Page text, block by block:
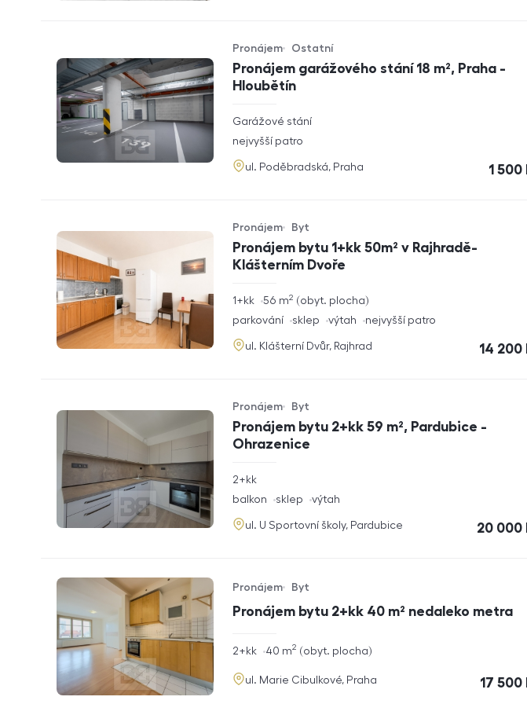
Pronájem garážového stání 18 m², Praha -
Hloubětín
Typ nabídky
Pronájem
Typ nemovitosti
Ostatní
rozměry
Garážové stání
funkce
nejvyšší patro
adresa
ul. Poděbradská, Praha cena
1 500
Pronájem bytu 1+kk 50m² v Rajhradě-
Klášterním Dvoře
Typ nabídky
Pronájem
Typ nemovitosti
Byt
rozměry
1+kk obyt. plocha
56 m2
funkce
parkování sklep výtah nejvyšší patro
adresa
ul. Klášterní Dvůr, Rajhrad cena
14 200
Pronájem bytu 2+kk 59 m², Pardubice -
Ohrazenice
Typ nabídky
Pronájem
Typ nemovitosti
Byt
rozměry
2+kk
funkce
balkon sklep výtah
adresa
ul. U Sportovní školy, Pardubice cena
20 000
Pronájem bytu 2+kk 40 m² nedaleko metra
Typ nabídky
Pronájem
Typ nemovitosti
Byt
rozměry
dispozice
2+kk obyt. plocha
40 m2
adresa
ul. Marie Cibulkové, Praha cena
17 500